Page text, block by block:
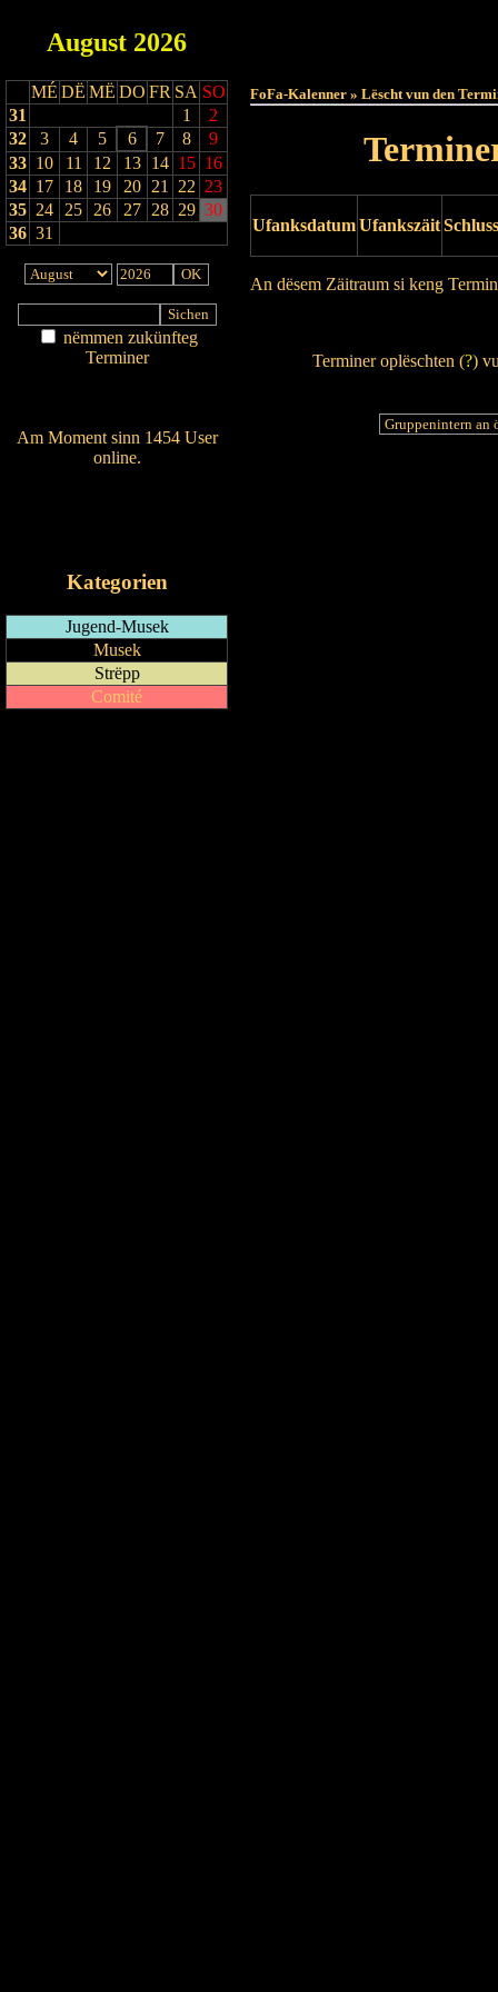
August 2026
MÉ DË MË DO FR SA SO
31
1
2
32
3 4 5 6 7 8
9
33 10 11 12 13 14 15 16
34 17 18 19 20 21 22 23
35 24 25 26 27 28 29 30
36 31
nëmmen zukünfteg
Terminer
Am Moment sinn 1454 User
online.
Kategorien
Jugend-Musek
Musek
Strëpp
Comité
FoFa-Kalenner » Lëscht vun den
UfanksdatumUfankszäit
An dësem Zäitraum si keng
Terminer oplëschten (?)